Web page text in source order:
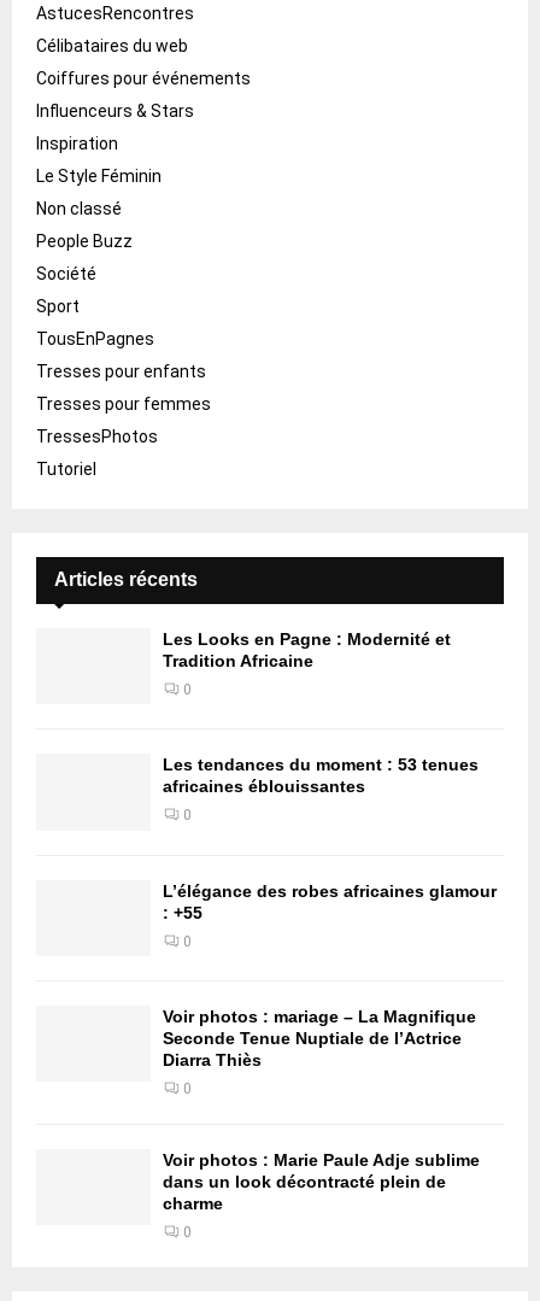
AstucesRencontres
Célibataires du web
Coiffures pour événements
Influenceurs & Stars
Inspiration
Le Style Féminin
Non classé
People Buzz
Société
Sport
TousEnPagnes
Tresses pour enfants
Tresses pour femmes
TressesPhotos
Tutoriel
Articles récents
Les Looks en Pagne : Modernité et
Tradition Africaine
0
Les tendances du moment : 53 tenues
africaines éblouissantes
0
L’élégance des robes africaines glamour
: +55
0
Voir photos : mariage – La Magnifique
Seconde Tenue Nuptiale de l’Actrice
Diarra Thiès
0
Voir photos : Marie Paule Adje sublime
dans un look décontracté plein de
charme
0